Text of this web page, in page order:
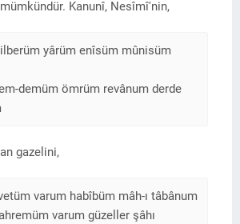
Kanunî, Nesîmî'nin,
yârüm enîsüm mûnisüm
demüm ömrüm revânum derde
gazelini,
varum habîbüm mâh-ı tâbânum
varum güzeller şâhı